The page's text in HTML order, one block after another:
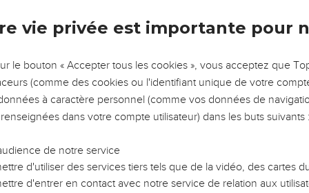
Les renards ont leurs tanières et les oiseaux du ciel ont leurs
à lui où il pourrait se coucher et se reposer.
: — Viens avec moi ! Mais cet homme lui dit : — Excuse-moi,
père.
à ceux qui sont (spirituellement) morts le soin d’enterrer
de Dieu !
: — Je veux devenir ton disciple, Seigneur, et te suivre, mais
maison et de faire mes adieux à ma famille.
qui commence à labourer et regarde derrière lui n’est
vie privée est importante pour
le bouton « Accepter tous les cookies », vous acceptez que
(comme des cookies ou l'identifiant unique de votre
à caractère personnel (comme vos données de
dans votre compte utilisateur) dans les buts suivants :
de notre service
d'utiliser des services tiers tels que de la vidéo, des cartes
d'entrer en contact avec notre service de relation aux